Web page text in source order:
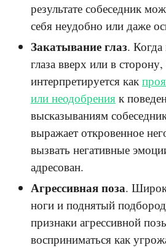
результате собеседник
себя неудобно или даже
Закатывание глаз.
глаза вверх или в сторону,
интерпретируется как
или неодобрения к
высказываниям
выражает откровенное
вызвать негативные
адресован.
Агрессивная поза.
ноги и поднятый
признаки агрессивной
восприниматься как